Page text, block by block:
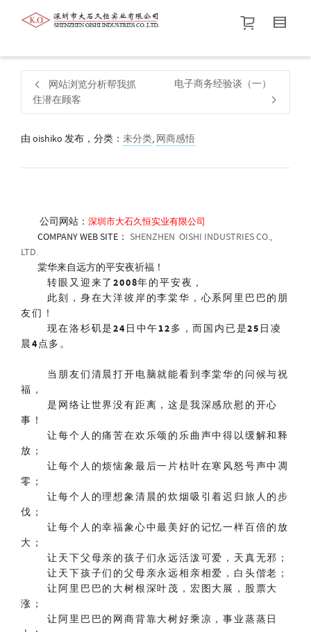
帮我查找新的衬衫尺码
价格介于
默认品牌.
网站浏览分析帮我抓
住潜在顾客
电子商务经验谈（一）
由 oishiko 发布，分类： 未分类, 网商感悟
公司网站： 深圳市大石久恒实业有限公司
COMPANY WEB SITE： SHENZHEN OISHI INDUSTRIES CO.,
LTD.
棠华来自远方的平安夜祈福！
转眼又迎来了2008年的平安夜，
此刻，身在大洋彼岸的李棠华，心系阿里巴巴的朋
友们！
现在洛杉矶是24 日中午12多，而国内已是25 日凌
晨4点多。
当朋友们清晨打开电脑就能看到李棠华的问候与祝
福，
是网络让世界没有距离，这是我深感欣慰的开心
事！
让每个人的痛苦在欢乐颂的乐曲声中得以缓解和释
放；
让每个人的烦恼象最后一片枯叶在寒风怒号声中凋
零；
让每个人的理想象清晨的炊烟吸引着迟归旅人的步
伐；
让每个人的幸福象心中最美好的记忆一样百倍的放
大；
让天下父母亲的孩子们永远活泼可爱，天真无邪；
让天下孩子们的父母亲永远相亲相爱，白头偕老；
让阿里巴巴的大树根深叶茂，宏图大展，股票大
涨；
让阿里巴巴的网商背靠大树好乘凉，事业蒸蒸日